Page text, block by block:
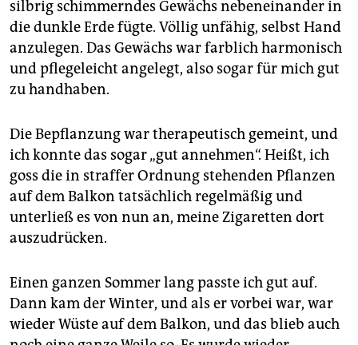
silbrig schimmerndes Gewächs nebeneinander in
die dunkle Erde fügte. Völlig unfähig, selbst Hand
anzulegen. Das Gewächs war farblich harmonisch
und pflegeleicht angelegt, also sogar für mich gut
zu handhaben.
Die Bepflanzung war therapeutisch gemeint, und
ich konnte das sogar „gut annehmen“. Heißt, ich
goss die in straffer Ordnung stehenden Pflanzen
auf dem Balkon tatsächlich regelmäßig und
unterließ es von nun an, meine Zigaretten dort
auszudrücken.
Einen ganzen Sommer lang passte ich gut auf.
Dann kam der Winter, und als er vorbei war, war
wieder Wüste auf dem Balkon, und das blieb auch